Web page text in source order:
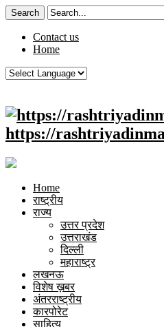
Contact us
Home
https://
Home
राष्ट्रीय
राज्य
उत्तर प्रदेश
उत्तराखंड
दिल्ली
महाराष्ट्र
लखनऊ
विशेष ख़बर
अंतरराष्ट्रीय
कारपोरेट
साहित्य